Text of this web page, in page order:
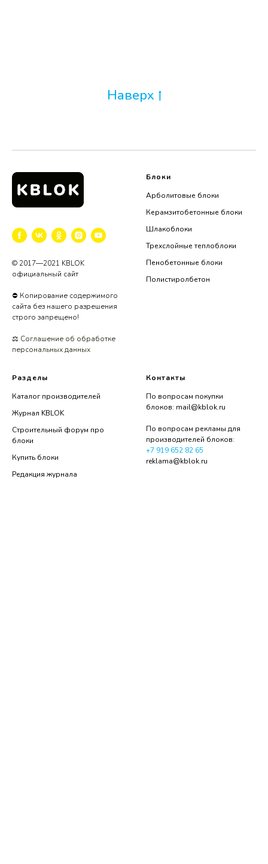
Наверх
© 2017—2021 KBLOK
официальный сайт
⛔ Копирование содержимого
сайта без нашего разрешения
строго запрещено!
⚖️ Соглашение об обработке
персональных данных
Блоки
Арболитовые блоки
Керамзитобетонные блоки
Шлакоблоки
Трехслойные теплоблоки
Пенобетонные блоки
Полистиролбетон
Разделы
Каталог производителей
Журнал KBLOK
Строительный форум про
блоки
Купить блоки
Редакция журнала
Контакты
По вопросам покупки
блоков: mail@kblok.ru
По вопросам рекламы для
производителей блоков:
+7 919 652 82 65
reklama@kblok.ru